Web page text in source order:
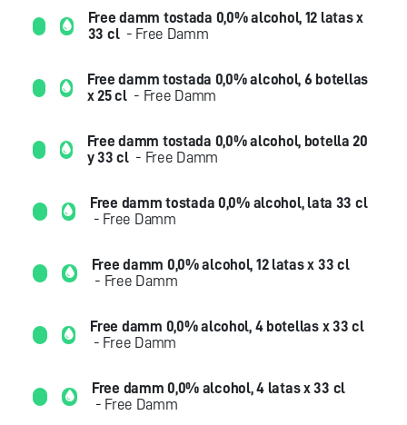
Free damm tostada 0,0% alcohol, 12 latas x
33 cl - Free Damm
Free damm tostada 0,0% alcohol, 6 botellas
x 25 cl - Free Damm
Free damm tostada 0,0% alcohol, botella 20
y 33 cl - Free Damm
Free damm tostada 0,0% alcohol, lata 33 cl
- Free Damm
Free damm 0,0% alcohol, 12 latas x 33 cl
- Free Damm
Free damm 0,0% alcohol, 4 botellas x 33 cl
- Free Damm
Free damm 0,0% alcohol, 4 latas x 33 cl
- Free Damm